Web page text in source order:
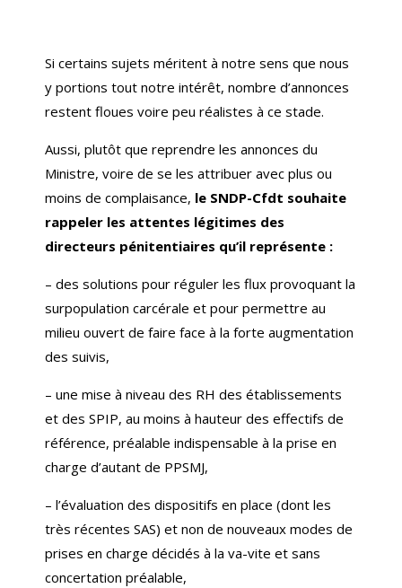
Si certains sujets méritent à notre sens que nous
y portions tout notre intérêt, nombre d’annonces
restent floues voire peu réalistes à ce stade.
Aussi, plutôt que reprendre les annonces du
Ministre, voire de se les attribuer avec plus ou
moins de complaisance, le SNDP-Cfdt souhaite
rappeler les attentes légitimes des
directeurs pénitentiaires qu’il représente :
– des solutions pour réguler les flux provoquant la
surpopulation carcérale et pour permettre au
milieu ouvert de faire face à la forte augmentation
des suivis,
–une mise à niveau des RH des établissements
et des SPIP, au moins à hauteur des effectifs de
référence, préalable indispensable à la prise en
charge d’autant de PPSMJ,
–l’évaluation des dispositifs en place (dont les
très récentes SAS) et non de nouveaux modes de
prises en charge décidés à la va-vite et sans
concertation préalable,